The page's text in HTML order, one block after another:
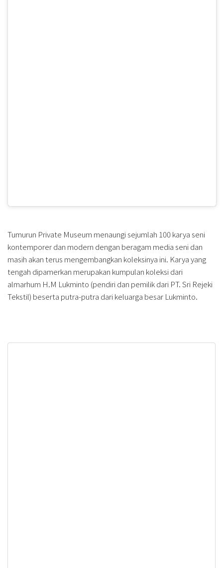
Tumurun Private Museum menaungi sejumlah 100 karya seni
kontemporer dan modern dengan beragam media seni dan
masih akan terus mengembangkan koleksinya ini. Karya yang
tengah dipamerkan merupakan kumpulan koleksi dari
almarhum H.M Lukminto (pendiri dan pemilik dari PT. Sri Rejeki
Tekstil) beserta putra-putra dari keluarga besar Lukminto.